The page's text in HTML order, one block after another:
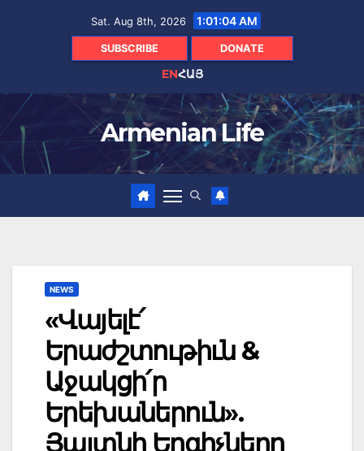
Sat. Aug 8th, 2026 1:01:05 AM
SUBSCRIBE DONATE
ENՀԱՅ
Armenian Life
NEWS
«Վայելէ՛
Երաժշտութիւն &
Աջակցի՛ր
Երեխաներուն».
Յայտնի Երգիչները